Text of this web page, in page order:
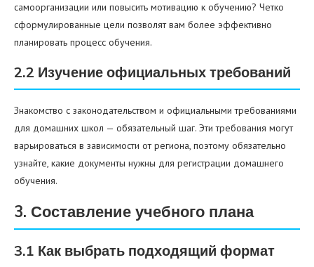
самоорганизации или повысить мотивацию к обучению? Четко
сформулированные цели позволят вам более эффективно
планировать процесс обучения.
2.2 Изучение официальных требований
Знакомство с законодательством и официальными требованиями
для домашних школ — обязательный шаг. Эти требования могут
варьироваться в зависимости от региона, поэтому обязательно
узнайте, какие документы нужны для регистрации домашнего
обучения.
3. Составление учебного плана
3.1 Как выбрать подходящий формат